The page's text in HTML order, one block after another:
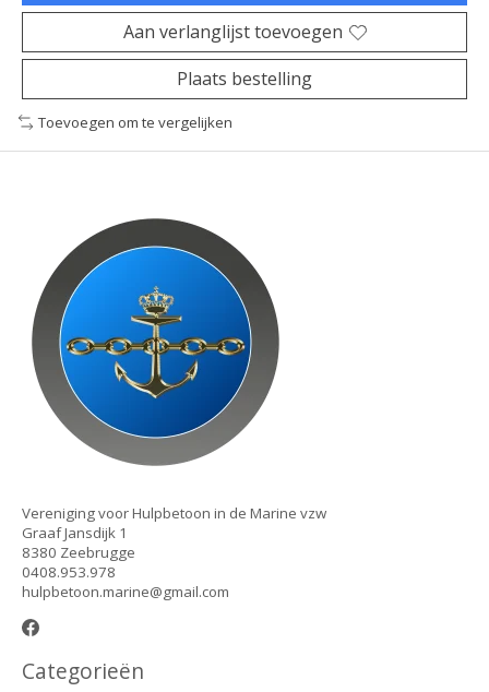
Aan verlanglijst toevoegen
Plaats bestelling
Toevoegen om te vergelijken
Vereniging voor Hulpbetoon in de Marine vzw
Graaf Jansdijk 1
8380 Zeebrugge
0408.953.978
hulpbetoon.marine@gmail.com
Categorieën